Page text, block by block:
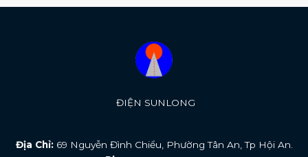
ĐIỆN SUNLONG
Địa Chỉ:69 Nguyễn Đình Chiểu, Phường Tân An, Tp Hội An.